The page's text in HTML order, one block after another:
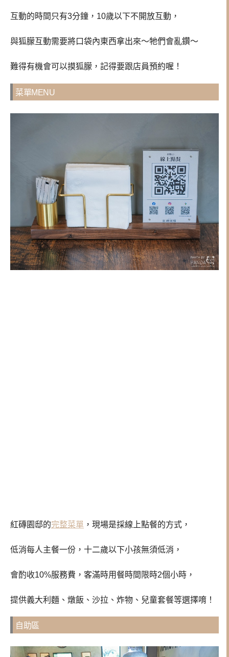
互動的時間只有3分鐘，10歲以下不開放互動，
與狐朦互動需要將口袋內東西拿出來～牠們會亂鑽～
難得有機會可以摸狐朦，記得要跟店員預約喔！
菜單MENU
紅磚園邸的完整菜單 ，現場是採線上點餐的方式，
低消每人主餐一份，十二歲以下小孩無須低消，
會酌收10%服務費，客滿時用餐時間限時2個小時，
提供義大利麵、燉飯、沙拉、炸物、兒童套餐等選擇唷！
自助區